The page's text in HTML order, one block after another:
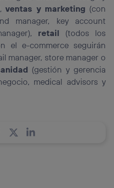
ventas y marketing (con
manager, key account
retail (todos los
el e-commerce seguirán
manager, store manager o
(gestión y gerencia
medical advisors y